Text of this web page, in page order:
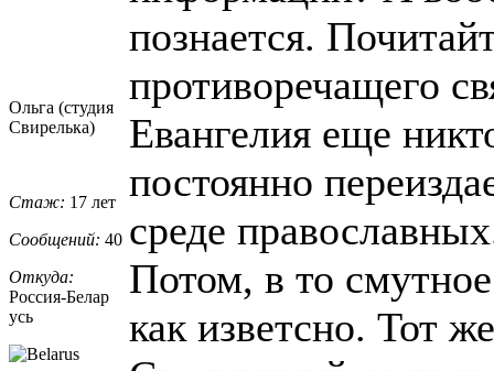
Ольга (студия
Свирелька)
Стаж: 17 лет
Сообщений: 40
Откуда:
Россия-Белар
усь
познается.
противоречащего
Евангелия еще
постоянно
среде
Потом, в то
как изветсно. Тот